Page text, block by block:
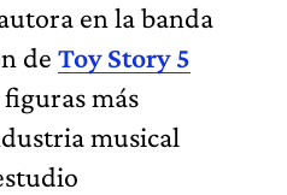
en la banda
de Toy Story 5
más
musical